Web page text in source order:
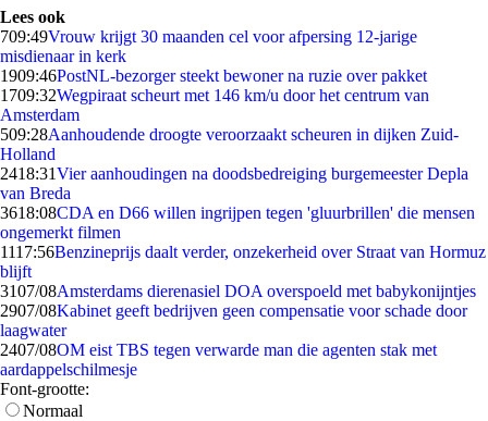
Lees ook
709:49Vrouw krijgt 30 maanden cel voor afpersing 12-jarige
misdienaar in kerk
1909:46PostNL-bezorger steekt bewoner na ruzie over pakket
1709:32Wegpiraat scheurt met 146 km/u door het centrum van
Amsterdam
509:28Aanhoudende droogte veroorzaakt scheuren in dijken Zuid-
Holland
2418:31Vier aanhoudingen na doodsbedreiging burgemeester Depla
van Breda
3618:08CDA en D66 willen ingrijpen tegen 'gluurbrillen' die mensen
ongemerkt filmen
1117:56Benzineprijs daalt verder, onzekerheid over Straat van Hormuz
blijft
3107/08Amsterdams dierenasiel DOA overspoeld met babykonijntjes
2907/08Kabinet geeft bedrijven geen compensatie voor schade door
laagwater
2407/08OM eist TBS tegen verwarde man die agenten stak met
aardappelschilmesje
Font-grootte:
Normaal